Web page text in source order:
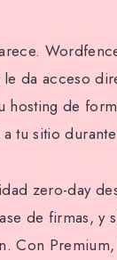
da acceso
de
tu sitio
zero-day
de firmas, y
Con